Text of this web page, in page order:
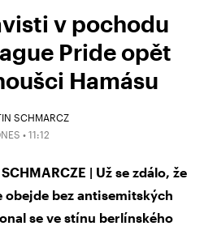
v pochodu
Pride opět
Hamásu
SCHMARCZ
• 11:12
| Už se zdálo, že
obejde bez antisemitských
se ve stínu berlínského